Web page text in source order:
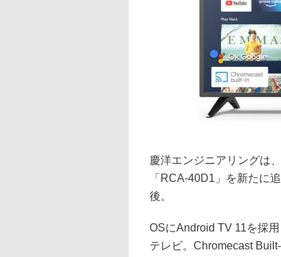
慶洋エンジニアリングは
「RCA-40D1」を新たに
後。
OSにAndroid TV 11を採
テレビ。Chromecast